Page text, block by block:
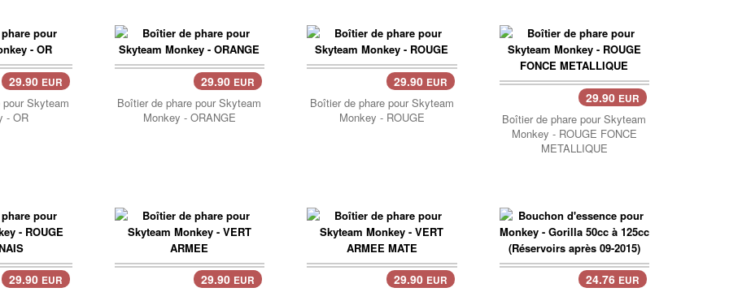
29.90 EUR
Skyteam
- OR
29.90 EUR
Boîtier de phare pour Skyteam
Monkey - ORANGE
29.90 EUR
Boîtier de phare pour Skyteam
Monkey - ROUGE
29.90 EUR
Boîtier de phare pour Skyteam
Monkey - ROUGE FONCE
METALLIQUE
29.90 EUR 29.90 EUR 29.90 EUR 24.76 EUR